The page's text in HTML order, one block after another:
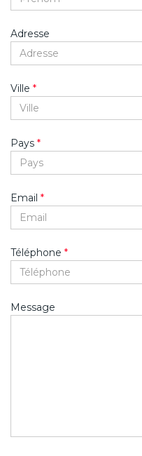
Adresse
Ville *
Pays *
Email *
Téléphone *
Message